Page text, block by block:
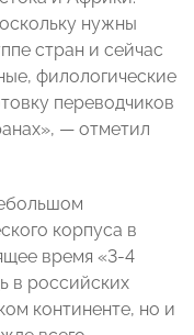
нужны
стран и сейчас
филологические
переводчиков
— отметил
корпуса в
время «3-4
в российских
континенте, но и